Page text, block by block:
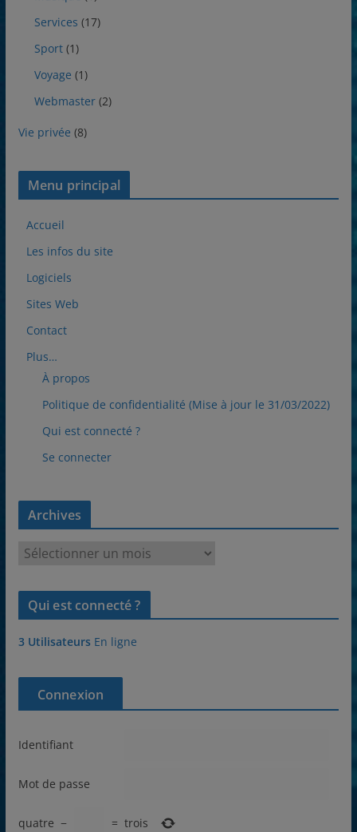
Services (17)
Sport(1)
Voyage (1)
Webmaster(2)
Vie privée (8)
Menu principal
Accueil
Les infos du site
Logiciels
Sites Web
Contact
Plus…
À propos
Politique de confidentialité (Mise à jour le 31/03/2022)
Qui est connecté ?
Se connecter
Archives
c
v
Qui est connecté ?
3 Utilisateurs En ligne
Connexion
Identifiant
Mot de passe
quatre − = trois